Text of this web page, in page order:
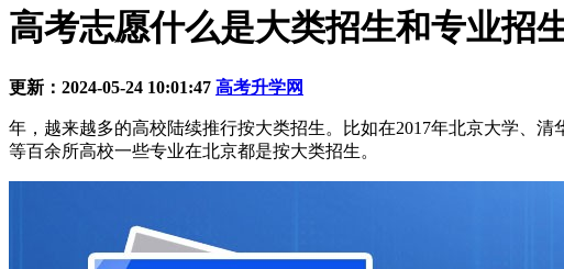
高考志愿什么是大类招生和专业招
更新：2024-05-24 10:01:47 高考升学网
年，越来越多的高校陆续推行按大类招生。比如在2017年北京大学、
等百余所高校一些专业在北京都是按大类招生。